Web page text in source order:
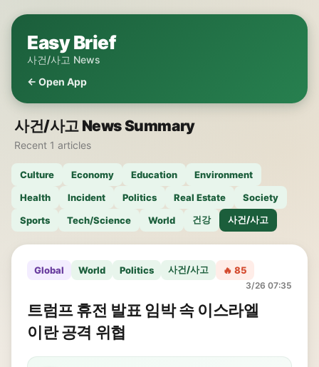
Easy Brief
사건/사고 News
← Open App
사건/사고 News Summary
Recent 1 articles
Culture Economy Education
Environment
Health
Incident Politics Real Estate
Society
Sports
Tech/Science World 건강 사건/사고
Global World Politics 사건/사고 🔥 85
3/26 07:35
트럼프 휴전 발표 임박 속 이스라엘
이란 공격 위협